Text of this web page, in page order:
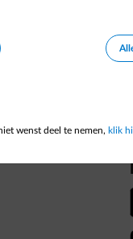
wenst deel te nemen, klik